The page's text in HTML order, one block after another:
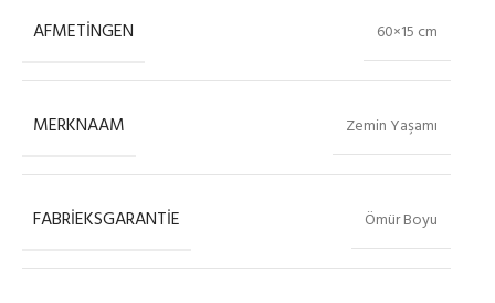
AFMETINGEN 60×15 cm
MERKNAAM Zemin Yaşamı
FABRIEKSGARANTIE Ömür Boyu